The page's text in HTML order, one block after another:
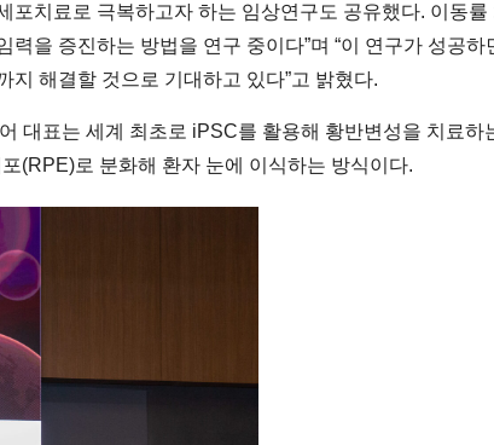
포치료로 극복하고자 하는 임상연구도 공유했다. 이동
을 증진하는 방법을 연구 중이다”며 “이 연구가 성공
지 해결할 것으로 기대하고 있다”고 밝혔다.
대표는 세계 최초로 iPSC를 활용해 황반변성을 치료
(RPE)로 분화해 환자 눈에 이식하는 방식이다.